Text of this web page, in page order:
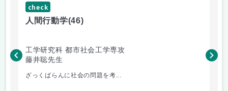
check
人間行動学(46)
工学研究科 都市社会工学専攻
藤井聡先生
ざっくばらんに社会の問題を考...
藤